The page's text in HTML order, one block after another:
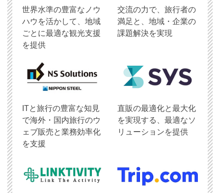
世界水準の豊富なノウ
ハウを活かして、地域
ごとに最適な観光支援
を提供
交流の力で、旅行者の
満足と、地域・企業の
課題解決を実現
ITと旅行の豊富な知見
で海外・国内旅行のウ
ェブ販売と業務効率化
を支援
直販の最適化と最大化
を実現する、最適なソ
リューションを提供